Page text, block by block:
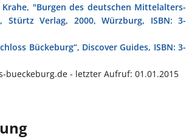
Krahe, "Burgen des deutschen Mittelalters-
Stürtz Verlag, 2000, Würzburg, ISBN: 3-
Bückeburg“, Discover Guides, ISBN: 3-
bueckeburg.de - letzter Aufruf: 01.01.2015